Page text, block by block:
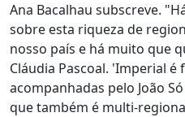
Ana Bacalhau subscreve.
sobre esta riqueza de
nosso país e há muito que
Cláudia Pascoal. 'Imperial
acompanhadas pelo João
que também é multi-